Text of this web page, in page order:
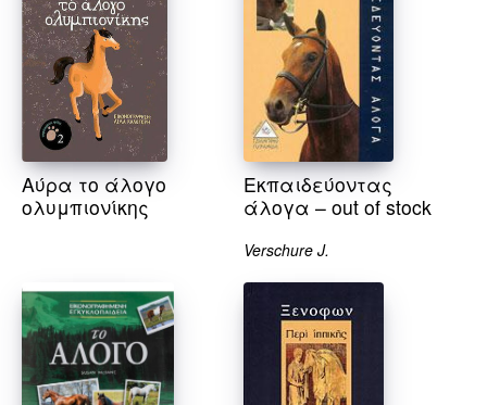
Αύρα το άλογο
ολυμπιονίκης
Εκπαιδεύοντας
άλογα – out of stock
Verschure J.